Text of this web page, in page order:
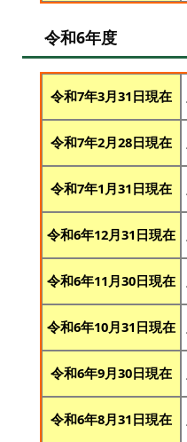
令和6年度
令和7年3月31日現在
令和7年2月28日現在
令和7年1月31日現在
令和6年12月31日現在
令和6年11月30日現在
令和6年10月31日現在
令和6年9月30日現在
令和6年8月31日現在